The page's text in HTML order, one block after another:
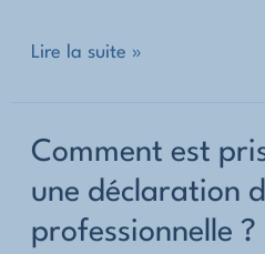
Comment
une
déclaration
de
Lire la suite »
Comment est
une déclaration
professionnelle ?